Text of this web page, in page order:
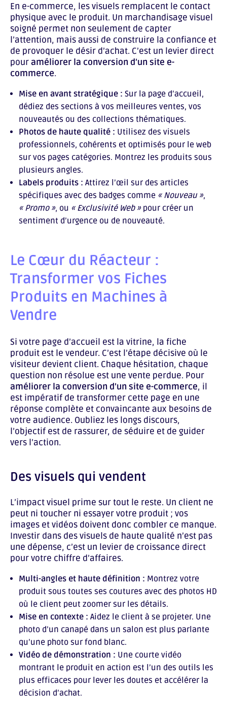
En e-commerce, les visuels remplacent le contact
physique avec le produit. Un marchandisage visuel
soigné permet non seulement de capter
l’attention, mais aussi de construire la confiance et
de provoquer le désir d’achat. C’est un levier direct
pour améliorer la conversion d’un site e-
commerce.
Mise en avant stratégique : Sur la page d’accueil,
dédiez des sections à vos meilleures ventes, vos
nouveautés ou des collections thématiques.
Photos de haute qualité : Utilisez des visuels
professionnels, cohérents et optimisés pour le web
sur vos pages catégories. Montrez les produits sous
plusieurs angles.
Labels produits : Attirez l’œil sur des articles
spécifiques avec des badges comme « Nouveau »,
« Promo », ou « Exclusivité Web »pour créer un
sentiment d’urgence ou de nouveauté.
Le Cœur du Réacteur :
Transformer vos Fiches
Produits en Machines à
Vendre
Si votre page d’accueil est la vitrine, la fiche
produit est le vendeur. C’est l’étape décisive où le
visiteur devient client. Chaque hésitation, chaque
question non résolue est une vente perdue. Pour
améliorer la conversion d’un site e-commerce, il
est impératif de transformer cette page en une
réponse complète et convaincante aux besoins de
votre audience. Oubliez les longs discours,
l’objectif est de rassurer, de séduire et de guider
vers l’action.
Des visuels qui vendent
L’impact visuel prime sur tout le reste. Un client ne
peut ni toucher ni essayer votre produit ; vos
images et vidéos doivent donc combler ce manque.
Investir dans des visuels de haute qualité n’est pas
une dépense, c’est un levier de croissance direct
pour votre chiffre d’affaires.
Multi-angles et haute définition : Montrez votre
produit sous toutes ses coutures avec des photos HD
où le client peut zoomer sur les détails.
Mise en contexte : Aidez le client à se projeter. Une
photo d’un canapé dans un salon est plus parlante
qu’une photo sur fond blanc.
Vidéo de démonstration : Une courte vidéo
montrant le produit en action est l’un des outils les
plus efficaces pour lever les doutes et accélérer la
décision d’achat.